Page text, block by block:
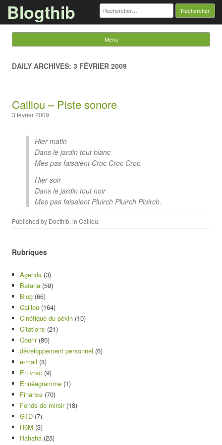
Blogthib Rechercher :
Menu
DAILY ARCHIVES: 3 FÉVRIER 2009
Caillou – Piste sonore
3 février 2009
Hier matin
Dans le jardin tout blanc
Mes pas faisaient Croc Croc Croc.
Hier soir
Dans le jardin tout noir
Mes pas faisaient Pluirch Pluirch Pluirch.
Published by Docthib, in Caillou.
Rubriques
Agenda (3)
Batana (59)
Blog (66)
Caillou (164)
Cinétique du pékin (10)
Citations (21)
Courir(80)
développement personnel (6)
e-mail (8)
En vrac (9)
Ennéagramme (1)
Finance (70)
Fonds de miroir(18)
GTD (7)
H6M (3)
Hahaha (23)